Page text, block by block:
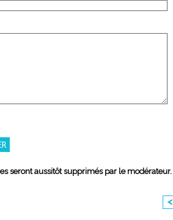
seront aussitôt supprimés par le modérateur.
<